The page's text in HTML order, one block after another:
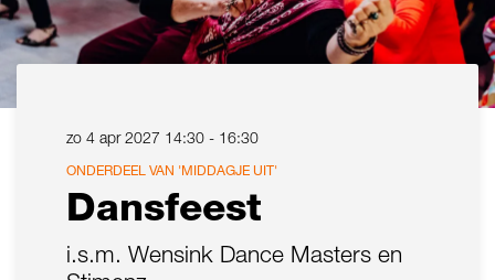
Dansfeest
i.s.m. Wensink Dance Masters en
ONDERDEEL VAN 'MIDDAGJE UIT'
zo 4 apr 2027 14:30 - 16:30